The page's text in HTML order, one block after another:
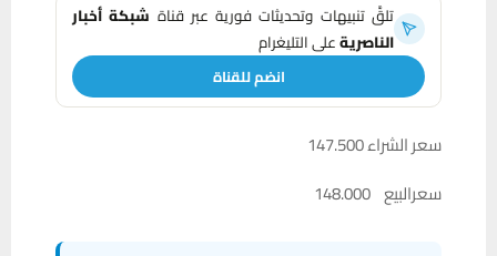
تلقَّ تنبيهات وتحديثات فورية عبر قناة شبكة أخبار
الناصريةعلى التليغرام
انضم للقناة
سعر الشراء 147.500
سعرالبيع 148.000